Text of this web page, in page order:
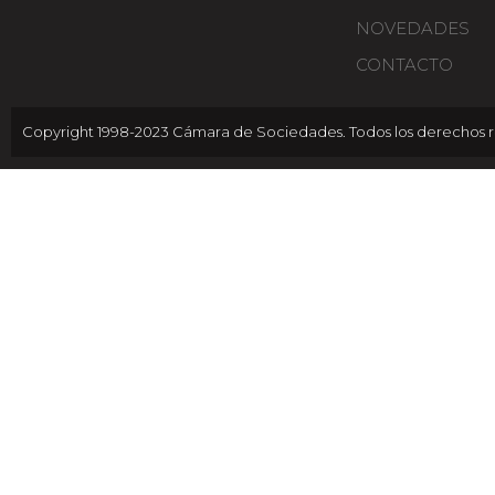
NOVEDADES
CONTACTO
Copyright 1998-2023 Cámara de Sociedades. Todos los derechos